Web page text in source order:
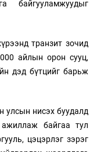
байгууламжуудыг
транзит зочид
айлын орон сууц,
дэд бүтцийг барьж
улсын нисэх буудалд
байгаа тул
цэцэрлэг зэрэг